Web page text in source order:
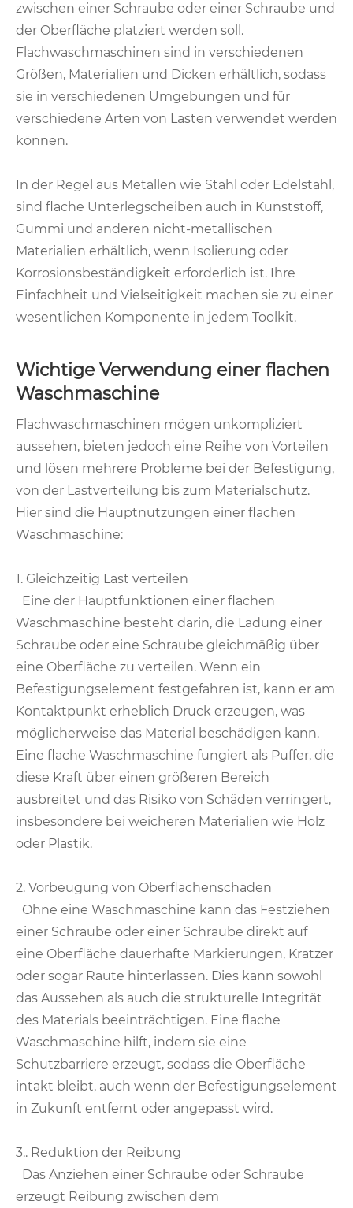
zwischen einer Schraube oder einer Schraube und
der Oberfläche platziert werden soll.
Flachwaschmaschinen sind in verschiedenen
Größen, Materialien und Dicken erhältlich, sodass
sie in verschiedenen Umgebungen und für
verschiedene Arten von Lasten verwendet werden
können.
In der Regel aus Metallen wie Stahl oder Edelstahl,
sind flache Unterlegscheiben auch in Kunststoff,
Gummi und anderen nicht-metallischen
Materialien erhältlich, wenn Isolierung oder
Korrosionsbeständigkeit erforderlich ist. Ihre
Einfachheit und Vielseitigkeit machen sie zu einer
wesentlichen Komponente in jedem Toolkit.
Wichtige Verwendung einer flachen
Waschmaschine
Flachwaschmaschinen mögen unkompliziert
aussehen, bieten jedoch eine Reihe von Vorteilen
und lösen mehrere Probleme bei der Befestigung,
von der Lastverteilung bis zum Materialschutz.
Hier sind die Hauptnutzungen einer flachen
Waschmaschine:
1. Gleichzeitig Last verteilen
Eine der Hauptfunktionen einer flachen
Waschmaschine besteht darin, die Ladung einer
Schraube oder eine Schraube gleichmäßig über
eine Oberfläche zu verteilen. Wenn ein
Befestigungselement festgefahren ist, kann er am
Kontaktpunkt erheblich Druck erzeugen, was
möglicherweise das Material beschädigen kann.
Eine flache Waschmaschine fungiert als Puffer, die
diese Kraft über einen größeren Bereich
ausbreitet und das Risiko von Schäden verringert,
insbesondere bei weicheren Materialien wie Holz
oder Plastik.
2. Vorbeugung von Oberflächenschäden
Ohne eine Waschmaschine kann das Festziehen
einer Schraube oder einer Schraube direkt auf
eine Oberfläche dauerhafte Markierungen, Kratzer
oder sogar Raute hinterlassen. Dies kann sowohl
das Aussehen als auch die strukturelle Integrität
des Materials beeinträchtigen. Eine flache
Waschmaschine hilft, indem sie eine
Schutzbarriere erzeugt, sodass die Oberfläche
intakt bleibt, auch wenn der Befestigungselement
in Zukunft entfernt oder angepasst wird.
3.. Reduktion der Reibung
Das Anziehen einer Schraube oder Schraube
erzeugt Reibung zwischen dem